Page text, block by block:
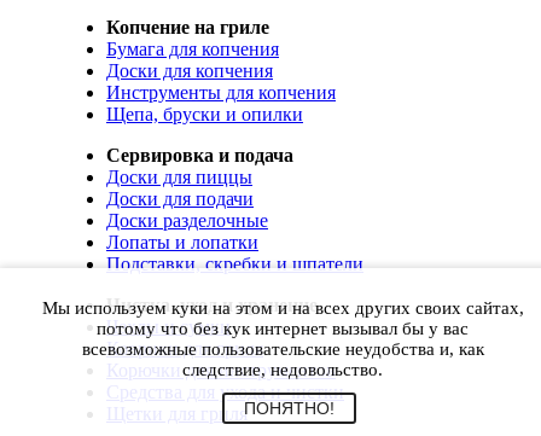
Копчение на гриле
Бумага для копчения
Доски для копчения
Инструменты для копчения
Щепа, бруски и опилки
Сервировка и подача
Доски для пиццы
Доски для подачи
Доски разделочные
Лопаты и лопатки
Подставки, скребки и шпатели
Чистка, уход и хранение
Чехлы и сумки
Коврики для гриля
Корючки для инструментов
Средства для ухода и чистки
Щетки для гриля
Мы используем куки на этом и на всех других своих сайтах,
потому что без кук интернет вызывал бы у вас
всевозможные пользовательские неудобства и, как
следствие, недовольство.
ПОНЯТНО!